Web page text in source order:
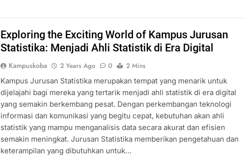
Exploring the Exciting World of Kampus Jurusan
Statistika: Menjadi Ahli Statistik di Era Digital
Kampuskoba 2 Years Ago 0
2 Mins
Kampus Jurusan Statistika merupakan tempat yang menarik untuk
dijelajahi bagi mereka yang tertarik menjadi ahli statistik di era digital
yang semakin berkembang pesat. Dengan perkembangan teknologi
informasi dan komunikasi yang begitu cepat, kebutuhan akan ahli
statistik yang mampu menganalisis data secara akurat dan efisien
semakin meningkat. Jurusan Statistika memberikan pengetahuan dan
keterampilan yang dibutuhkan untuk…